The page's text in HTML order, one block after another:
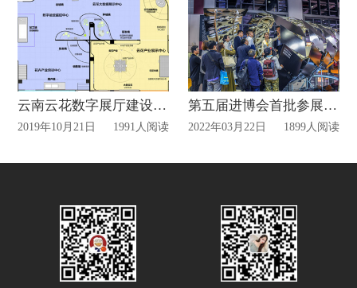
云南云花数字展厅建设项目已启动
2019年10月21日 1991人阅读
第五届进博会首批参展商名单公布
2022年03月22日 1899人阅读